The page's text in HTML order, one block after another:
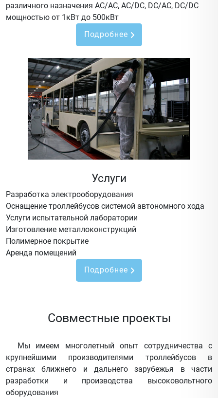
различного назначения AC/AC, AC/DC, DC/AC, DC/DC
мощностью от 1кВт до 500кВт
Подробнее
Услуги
Разработка электрооборудования
Оснащение троллейбусов системой автономного хода
Услуги испытательной лаборатории
Изготовление металлоконструкций
Полимерное покрытие
Аренда помещений
Подробнее
Совместные проекты
Мы имеем многолетный опыт сотрудничества с
крупнейшими производителями троллейбусов в
странах ближнего и дальнего зарубежья в части
разработки и производства высоковольтного
оборудования